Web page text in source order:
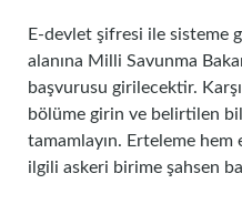
E-devlet şifresi ile sisteme
alanına Milli Savunma
başvurusu girilecektir.
bölüme girin ve belirtilen
tamamlayın. Erteleme
ilgili askeri birime şahsen